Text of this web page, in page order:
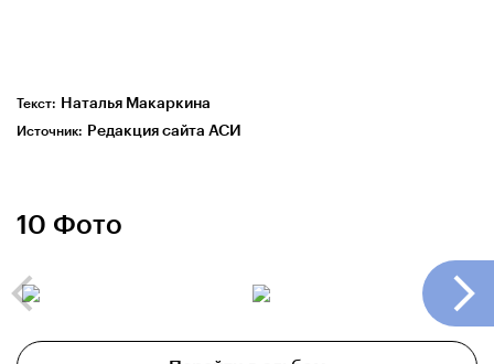
Текст: Наталья Макаркина
Источник: Редакция сайта АСИ
10 Фото